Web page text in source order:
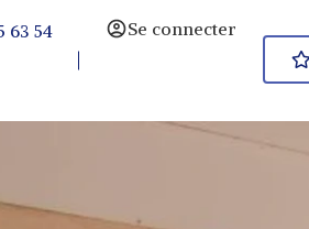
Se connecter
63 54